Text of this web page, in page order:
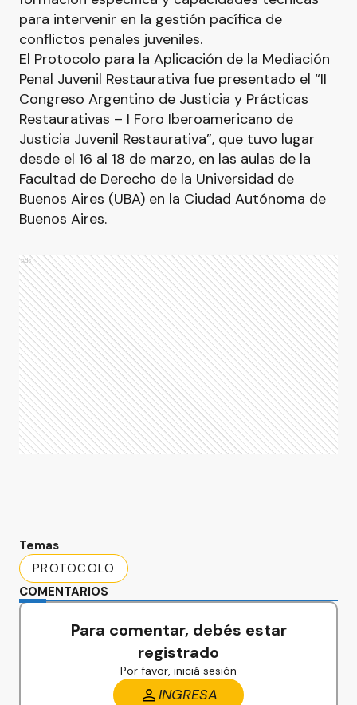
para intervenir en la gestión pacífica de
conflictos penales juveniles.
El Protocolo para la Aplicación de la Mediación
Penal Juvenil Restaurativa fue presentado el “II
Congreso Argentino de Justicia y Prácticas
Restaurativas – I Foro Iberoamericano de
Justicia Juvenil Restaurativa”, que tuvo lugar
desde el 16 al 18 de marzo, en las aulas de la
Facultad de Derecho de la Universidad de
Buenos Aires (UBA) en la Ciudad Autónoma de
Buenos Aires.
Ads
Temas
PROTOCOLO
COMENTARIOS
Para comentar, debés estar
registrado
Por favor, iniciá sesión
INGRESA